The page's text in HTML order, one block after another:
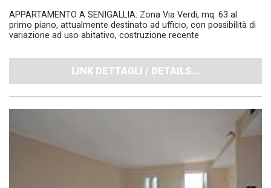
APPARTAMENTO A SENIGALLIA: Zona Via Verdi, mq. 63 al
primo piano, attualmente destinato ad ufficio, con possibilità di
variazione ad uso abitativo, costruzione recente
LINK DETTAGLI / DETAILS...